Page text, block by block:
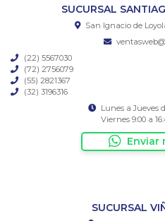
SUCURSAL
San Ignacio de
(22) 5567030
(72) 2756079
(55) 2821367
(32) 3196316
Lunes a Jueves
Viernes 9:00 a
Enviar
SUCURSAL